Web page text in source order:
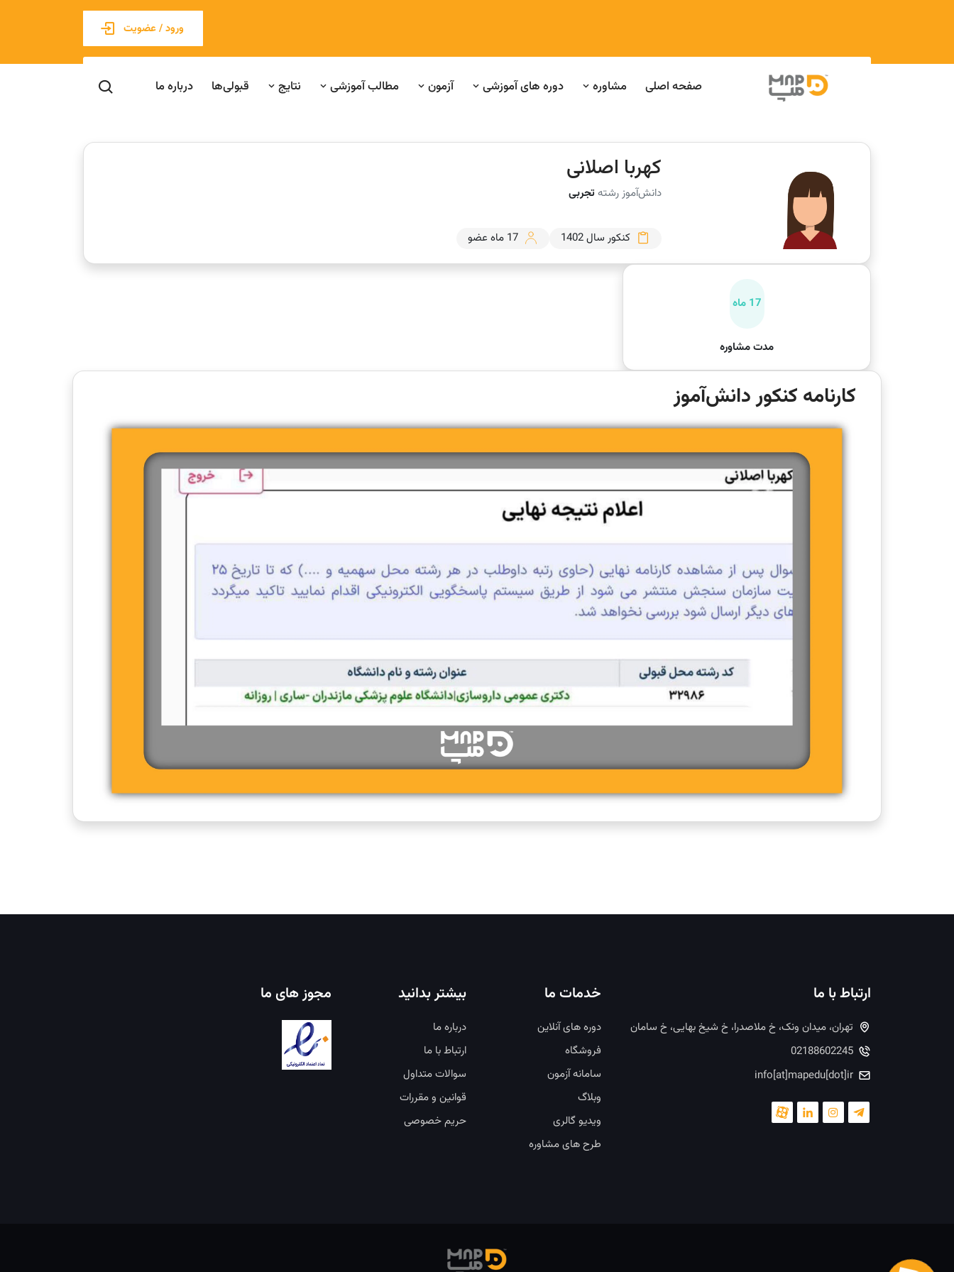
ورود / عضویت
صفحه اصلی مشاوره دوره های آموزشی آزمون مطالب آموزشی نتایج قبولی‌ها درباره ما
کهربا اصلانی
دانش‌آموز رشتهتجربی
کنکور سال 1402 17 ماه عضو
17 ماه
مدت مشاوره
کارنامه کنکور دانش‌آموز
ارتباط با ما
تهران، میدان ونک، خ ملاصدرا، خ شیخ بهایی، خ سامان
02188602245
info[at]mapedu[dot]ir
خدمات ما
دوره های آنلاین
فروشگاه
سامانه آزمون
وبلاگ
ویدیو گالری
طرح های مشاوره
بیشتر بدانید
درباره ما
ارتباط با ما
سوالات متداول
قوانین و مقررات
حریم خصوصی
مجوز های ما